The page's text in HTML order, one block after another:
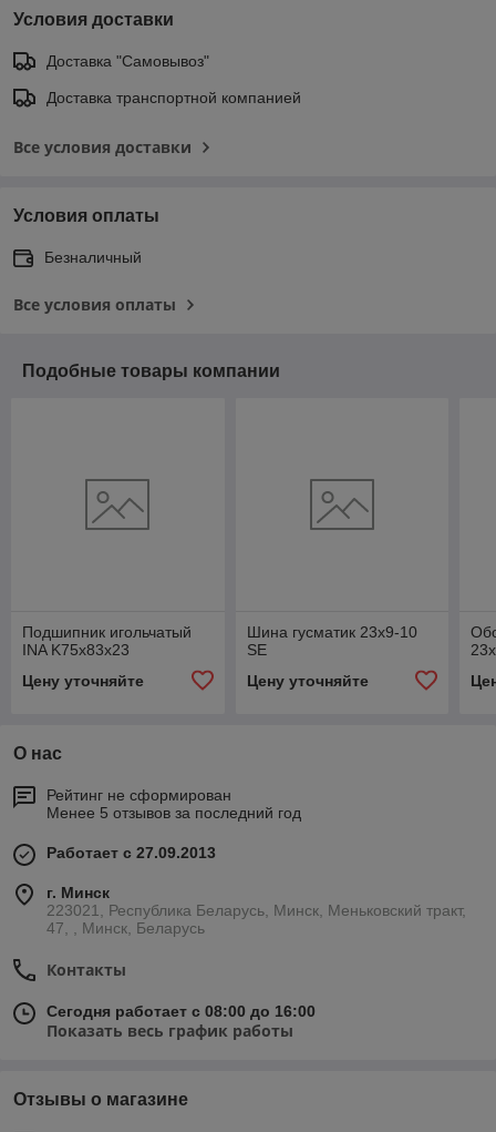
Условия доставки
Доставка "Самовывоз"
Доставка транспортной компанией
Все условия доставки
Условия оплаты
Безналичный
Все условия оплаты
Подобные товары компании
Подшипник игольчатый
INA K75х83х23
Цену уточняйте
Шина гусматик 23х9-10
SE
Цену уточняйте
О нас
Рейтинг не сформирован
Менее 5 отзывов за последний год
Работает с 27.09.2013
г. Минск
223021, Республика Беларусь, Минск, Меньковский тракт,
47, , Минск, Беларусь
Контакты
Сегодня работает с 08:00 до 16:00
Показать весь график работы
Отзывы о магазине